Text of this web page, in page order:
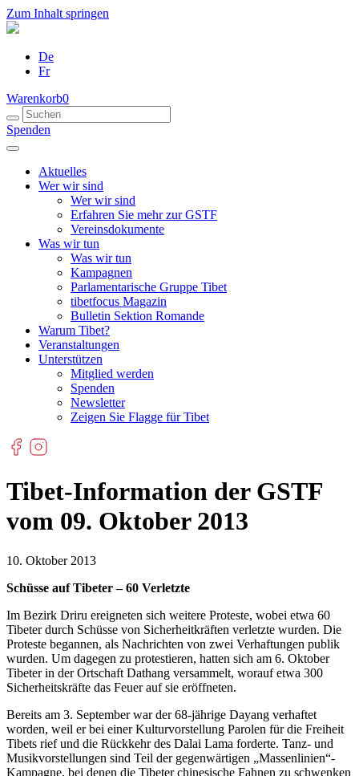
Zum Inhalt springen
De
Fr
Warenkorb0
Spenden
Aktuelles
Wer wir sind
Wer wir sind
Erfahren Sie mehr zur GSTF
Vereinsdokumente
Was wir tun
Was wir tun
Kampagnen
Parlamentarische Gruppe Tibet
tibetfocus Magazin
Bulletin Sektion Romande
Warum Tibet?
Veranstaltungen
Unterstützen
Mitglied werden
Spenden
Newsletter
Zeigen Sie Flagge für Tibet
Tibet-Information der GSTF
vom 09. Oktober 2013
10. Oktober 2013
Schüsse auf Tibeter – 60 Verletzte
Im Bezirk Driru ereigneten sich weitere Proteste, wobei etwa 60
Tibeter durch Schüsse von Sicherheitkräften verletzte wurden. Die
Proteste begannen, als Nachrichten von zwei Verhaftungen publik
wurden. Um dagegen zu protestieren, hatten sich am 6. Oktober
Tibeter in der Ortschaft Dathang versammelt, worauf etwa 300
Sicherheitskräfte das Feuer auf sie eröffneten.
Bereits am 3. September war der 68-jährige Dayang verhaftet
worden, weil er bei einer Kulturvorstellung Parolen für die Freiheit
Tibets rief und die Rückkehr des Dalai Lama forderte. Tanz- und
Musikvorstellungen sind Teil der gegenwärtigen „Massenlinien“-
Kampagne, bei denen die Tibeter chinesische Fahnen zu schwenken